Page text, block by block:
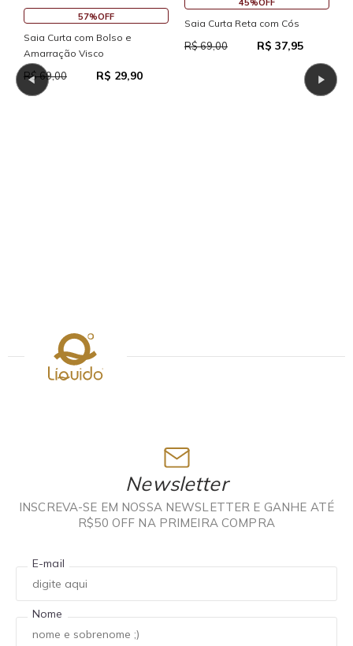
57%OFF
Saia Curta com Bolso e
Amarração Visco
R$ 69,00 R$ 29,90
Saia Curta Reta com Cós
R$ 69,00 R$ 37,95
Newsletter
INSCREVA-SE EM NOSSA NEWSLETTER E GANHE ATÉ
R$50 OFF NA PRIMEIRA COMPRA
E-mail
Nome